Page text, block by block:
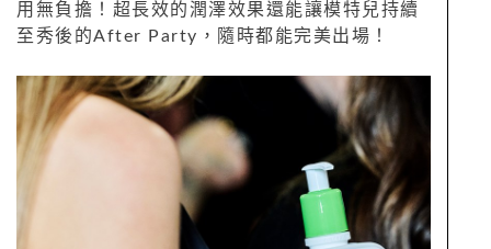
用無負擔！超長效的潤澤效果還能讓模特兒持續
至秀後的After Party，隨時都能完美出場！